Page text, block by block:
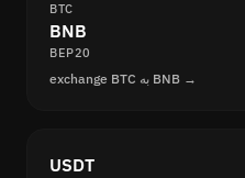
BTC
BNB
BEP20
exchange BTC به BNB →
USDT